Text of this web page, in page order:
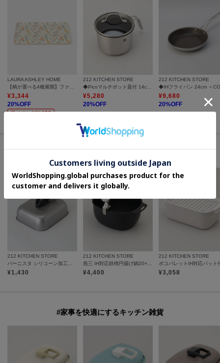
LAURA ASHLEY HOME
¥3,344
20%OFF
さらに10%OFF
212 KITCHEN STORE
¥5,280
20%OFF
212 KITCHEN STORE
¥9,680
20%OFF
212 KITCHEN STORE
バーニスタ シリコーン加工スタンドプレートカバー角型22×18.5cm
¥1,430
212 KITCHEN STORE
燕三 IH対応鉄楕円揚げ鍋20×17cm 温度計付
¥4,400
212 KITCHEN STORE
¥3,058
#家事を快適にするキッチン雑貨